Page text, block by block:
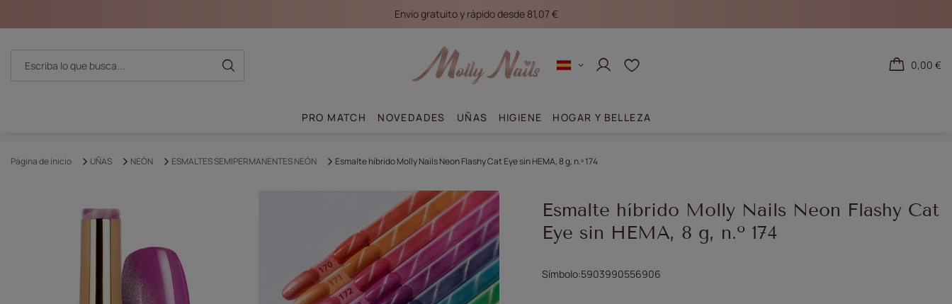
Envío gratuito y rápido desde 81,07 €
ConectarseListas de la compra
0,00 €
PRO MATCH NOVEDADES UÑAS HIGIENE HOGAR Y BELLEZA
Página de inicio UÑAS NEÓN ESMALTES SEMIPERMANENTES NEÓN Esmalte híbrido Molly Nails Neon Flashy Cat Eye sin HEMA, 8 g, n.º 174
Esmalte híbrido Molly Nails Neon Flashy Cat
Eye sin HEMA, 8 g, n.º 174
Símbolo 5903990556906